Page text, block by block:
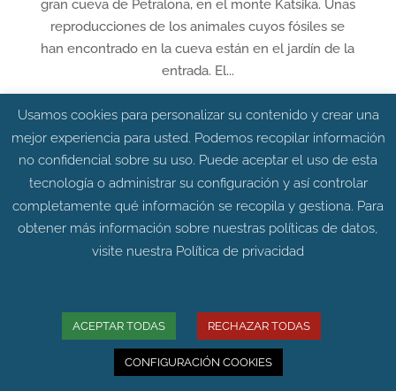
gran cueva de Petralona, en el monte Katsika. Unas
reproducciones de los animales cuyos fósiles se
han encontrado en la cueva están en el jardín de la
entrada. El...
La península ibérica jugó un papel principal
en la supervivencia de las poblaciones
Usamos cookies para personalizar su contenido y crear una
mejor experiencia para usted. Podemos recopilar información
no confidencial sobre su uso. Puede aceptar el uso de esta
tecnología o administrar su configuración y así controlar
completamente qué información se recopila y gestiona. Para
obtener más información sobre nuestras políticas de datos,
visite nuestra Política de privacidad
ACEPTAR TODAS RECHAZAR TODAS
CONFIGURACIÓN COOKIES